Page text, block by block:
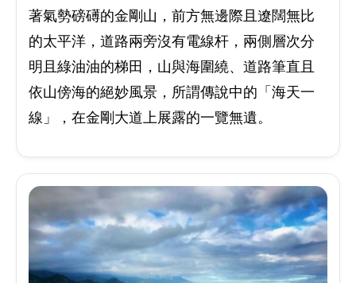
著氣勢磅礡的金剛山，前方無邊際且遼闊無比
的太平洋，道路兩旁沒有電線杆，兩側層次分
明且綠油油的梯田，山與海圍繞、道路筆直且
依山傍海的絕妙風景，所謂傳說中的「海天一
線」，在金剛大道上展露的一覽無遺。